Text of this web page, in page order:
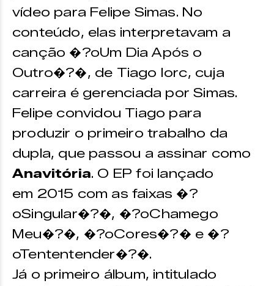
vídeo para Felipe Simas. No
conteúdo, elas interpretavam a
canção �?oUm Dia Após o
Outro�?�, de Tiago Iorc, cuja
carreira é gerenciada por Simas.
Felipe convidou Tiago para
produzir o primeiro trabalho da
dupla, que passou a assinar como
Anavitória. O EP foi lançado
em 2015 com as faixas �?
oSingular�?�, �?oChamego
Meu�?�, �?oCores�?� e �?
oTententender�?�.
Já o primeiro álbum, intitulado